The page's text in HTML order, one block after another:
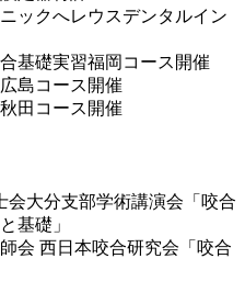
ックへレウスデンタルイン
基礎実習福岡コース開催
島コース開催
田コース開催
会大分支部学術講演会「咬合
基礎」
会 西日本咬合研究会「咬合